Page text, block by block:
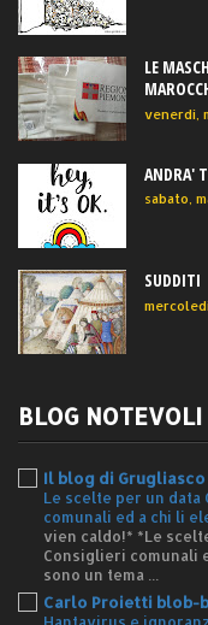
LE
venerdì,
ANDRA'
sabato,
SUDDITI
BLOG NOTEVOLI
Il blog di
Le scelte per un
comunali ed a chi li
vien caldo!* *Le
Consiglieri comunali
sono un tema ...
Carlo Proietti blob-